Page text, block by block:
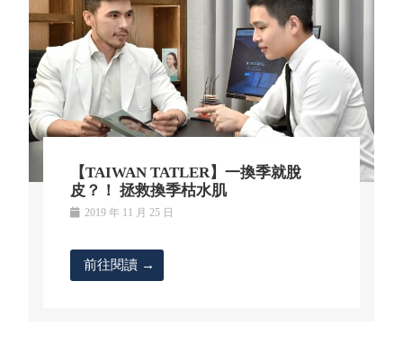
【TAIWAN TATLER】一換季就脫
皮？！ 拯救換季枯水肌
2019 年 11 月 25 日
前往閱讀 →